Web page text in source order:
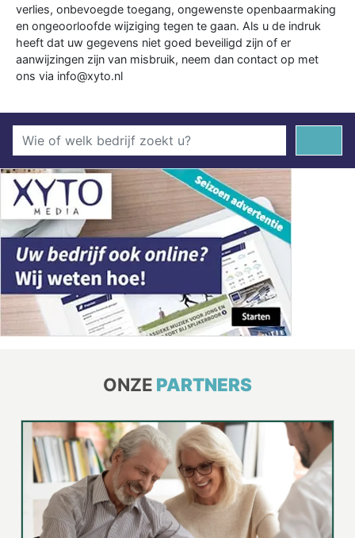
verlies, onbevoegde toegang, ongewenste openbaarmaking
en ongeoorloofde wijziging tegen te gaan. Als u de indruk
heeft dat uw gegevens niet goed beveiligd zijn of er
aanwijzingen zijn van misbruik, neem dan contact op met
ons via info@xyto.nl
ONZE PARTNERS